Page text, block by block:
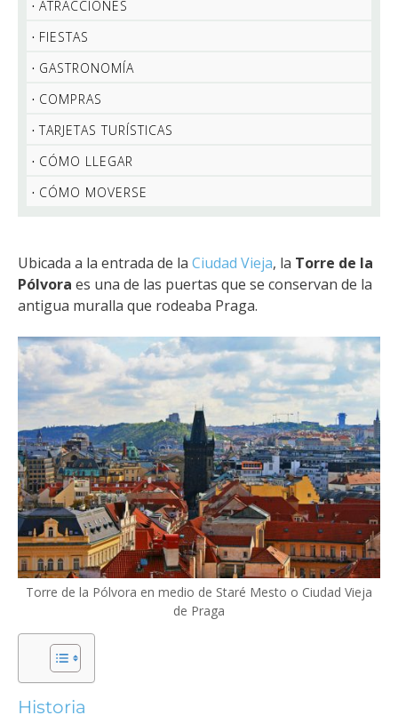
ATRACCIONES
FIESTAS
GASTRONOMÍA
COMPRAS
TARJETAS TURÍSTICAS
CÓMO LLEGAR
CÓMO MOVERSE
Ubicada a la entrada de la Ciudad Vieja, la Torre de la
Pólvora es una de las puertas que se conservan de la
antigua muralla que rodeaba Praga.
Torre de la Pólvora en medio de Staré Mesto o Ciudad Vieja
de Praga
Historia